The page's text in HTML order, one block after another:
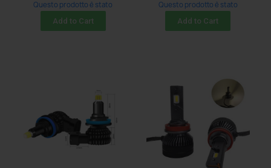
Questo prodotto è stato
acquistato: 8 times
Add to Cart
Questo prodotto è stato
acquistato: 8 times
Add to Cart